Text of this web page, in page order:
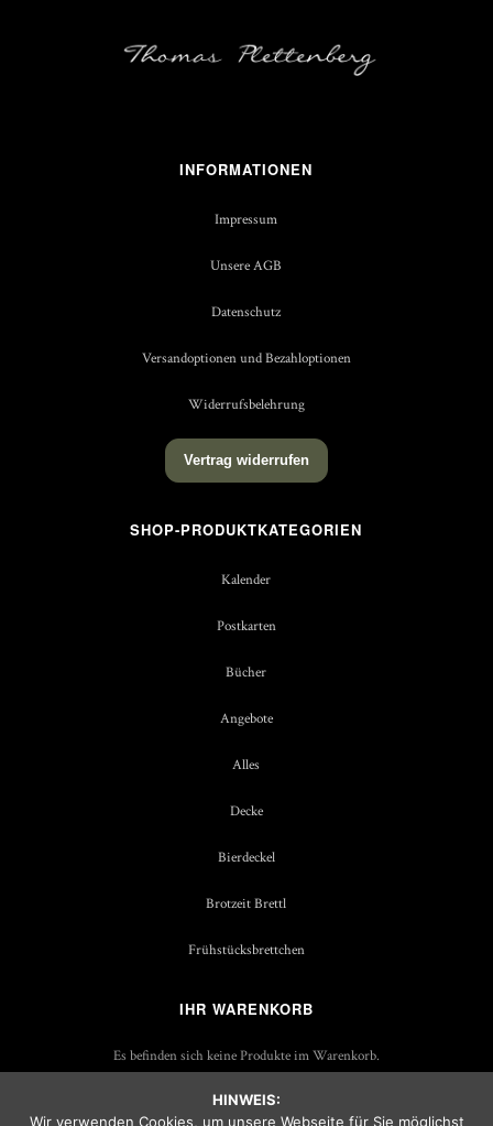
INFORMATIONEN
Impressum
Unsere AGB
Datenschutz
Versandoptionen und Bezahloptionen
Widerrufsbelehrung
Vertrag widerrufen
SHOP-PRODUKTKATEGORIEN
Kalender
Postkarten
Bücher
Angebote
Alles
Decke
Bierdeckel
Brotzeit Brettl
Frühstücksbrettchen
IHR WARENKORB
Es befinden sich keine Produkte im Warenkorb.
HINWEIS:
Wir verwenden Cookies, um unsere Webseite für Sie möglichst